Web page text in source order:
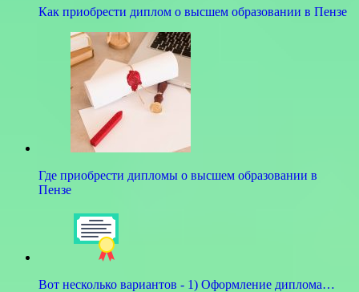
Как приобрести диплом о высшем образовании в Пензе
Где приобрести дипломы о высшем образовании в
Пензе
Вот несколько вариантов - 1) Оформление диплома…